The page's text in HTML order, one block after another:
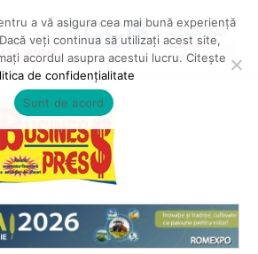
a vă asigura cea mai bună experiență
veți continua să utilizați acest site,
acordul asupra acestui lucru. Citește
de confidențialitate
Sunt de acord